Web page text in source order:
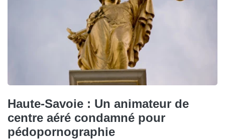
Haute-Savoie : Un animateur de
centre aéré condamné pour
pédopornographie